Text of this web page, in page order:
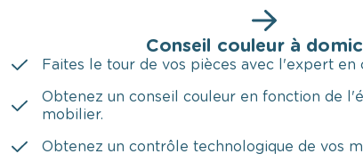
Conseil couleur à
Faites le tour de vos pièces avec l'expert en
Obtenez un conseil couleur en fonction de
mobilier.
Obtenez un contrôle technologique de vos